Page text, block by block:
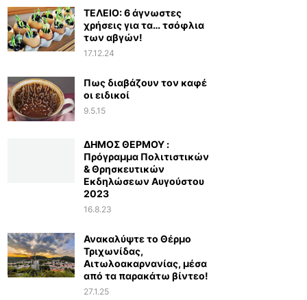
ΤΕΛΕΙΟ: 6 άγνωστες
χρήσεις για τα… τσόφλια
των αβγών!
17.12.24
Πως διαβάζουν τον καφέ
οι ειδικοί
9.5.15
ΔΗΜΟΣ ΘΕΡΜΟΥ :
Πρόγραμμα Πολιτιστικών
& Θρησκευτικών
Εκδηλώσεων Αυγούστου
2023
16.8.23
Ανακαλύψτε το Θέρμο
Τριχωνίδας,
Αιτωλοακαρνανίας, μέσα
από τα παρακάτω βίντεο!
27.1.25